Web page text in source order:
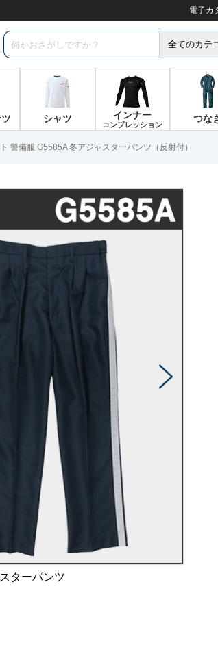
電子カ
シャツ インナー
コンプレッション
つな
警備服 G5585A 冬アジャスターパンツ（反射付）
ターパンツ